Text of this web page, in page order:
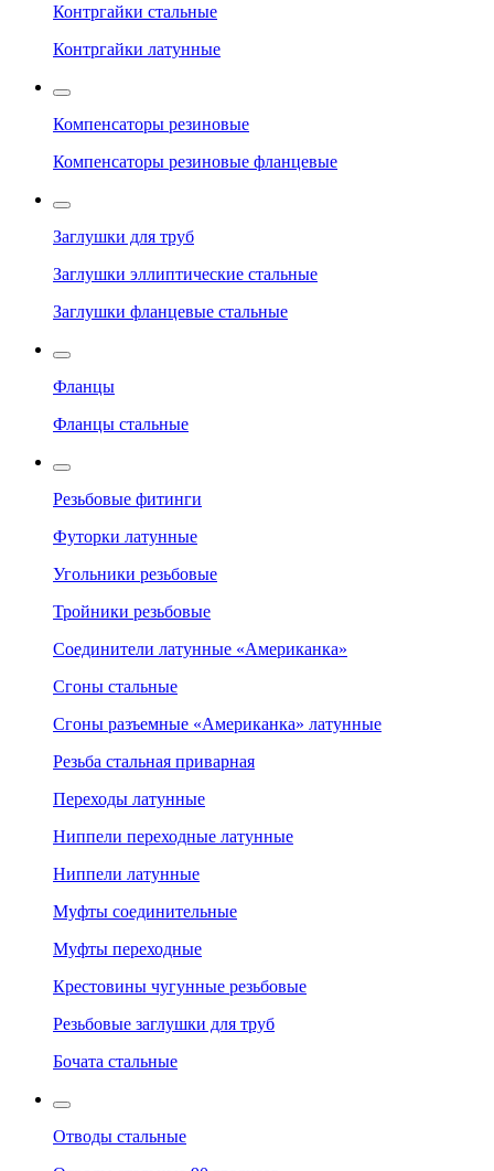
Контргайки стальные
Контргайки латунные
Компенсаторы резиновые
Компенсаторы резиновые фланцевые
Заглушки для труб
Заглушки эллиптические стальные
Заглушки фланцевые стальные
Фланцы
Фланцы стальные
Резьбовые фитинги
Футорки латунные
Угольники резьбовые
Тройники резьбовые
Соединители латунные «Американка»
Сгоны стальные
Сгоны разъемные «Американка» латунные
Резьба стальная приварная
Переходы латунные
Ниппели переходные латунные
Ниппели латунные
Муфты соединительные
Муфты переходные
Крестовины чугунные резьбовые
Резьбовые заглушки для труб
Бочата стальные
Отводы стальные